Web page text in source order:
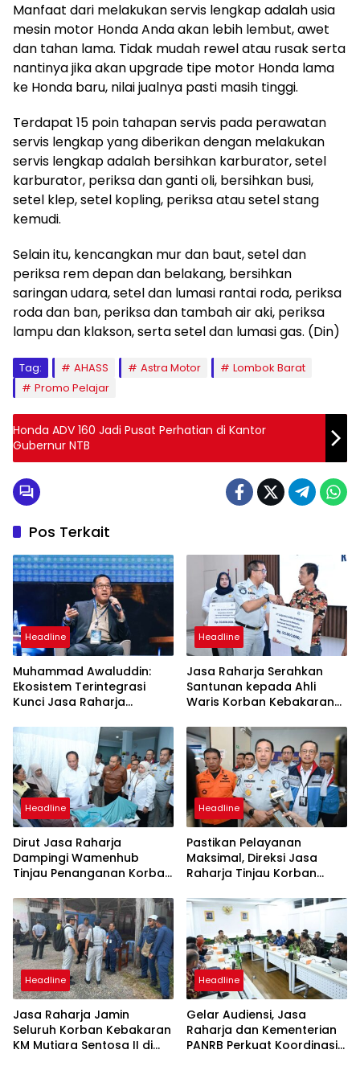
Manfaat dari melakukan servis lengkap adalah usia
mesin motor Honda Anda akan lebih lembut, awet
dan tahan lama. Tidak mudah rewel atau rusak serta
nantinya jika akan upgrade tipe motor Honda lama
ke Honda baru, nilai jualnya pasti masih tinggi.
Terdapat 15 poin tahapan servis pada perawatan
servis lengkap yang diberikan dengan melakukan
servis lengkap adalah bersihkan karburator, setel
karburator, periksa dan ganti oli, bersihkan busi,
setel klep, setel kopling, periksa atau setel stang
kemudi.
Selain itu, kencangkan mur dan baut, setel dan
periksa rem depan dan belakang, bersihkan
saringan udara, setel dan lumasi rantai roda, periksa
roda dan ban, periksa dan tambah air aki, periksa
lampu dan klakson, serta setel dan lumasi gas. (Din)
Tag: AHASS Astra Motor
Lombok Barat
Promo Pelajar
Honda ADV 160 Jadi Pusat Perhatian di Kantor
Gubernur NTB
Pos Terkait
Headline
Muhammad Awaluddin:
Ekosistem Terintegrasi
Kunci Jasa Raharja
Maksimal Kepada
Masyarakat
Headline
Jasa Raharja Serahkan
Santunan kepada Ahli
Waris Korban Kebakaran
Headline
Dirut Jasa Raharja
Dampingi Wamenhub
Tinjau Penanganan Korban
PHC Surabaya
Headline
Pastikan Pelayanan
Maksimal, Direksi Jasa
Raharja Tinjau Korban
Sentosa II
Headline
Jasa Raharja Jamin
Seluruh Korban Kebakaran
KM Mutiara Sentosa II di
Headline
Gelar Audiensi, Jasa
Raharja dan Kementerian
PANRB Perkuat Koordinasi